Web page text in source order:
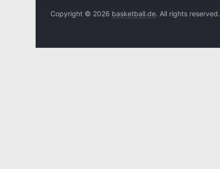
Copyright © 2026 basketball.de. All rights reserved.